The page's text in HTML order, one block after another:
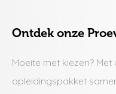
Ontdek onze
Moeite met kiezen? Met
opleidingspakket